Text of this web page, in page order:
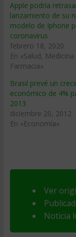
Apple podría
lanzamiento de su
modelo de Iphone
coronavirus
febrero 18, 2020
En «Salud, Medicina
Farmacia»
Brasil prevé un
económico de 4%
2013
diciembre 20, 2012
En «Economía»
Ver
Noticia